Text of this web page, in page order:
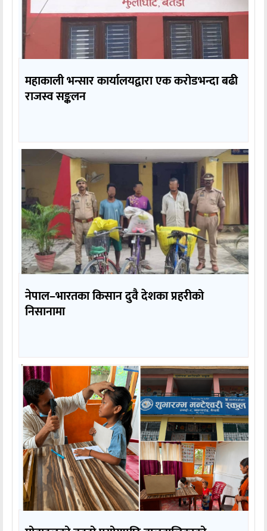
महाकाली भन्सार कार्यालयद्वारा एक करोडभन्दा बढी
राजस्व सङ्कलन
नेपाल–भारतका किसान दुवै देशका प्रहरीको
निसानामा